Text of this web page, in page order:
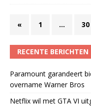
« 1 … 30
RECENTE BERICHTEN
Paramount garandeert
overname Warner Bros
Netflix wil met GTA VI